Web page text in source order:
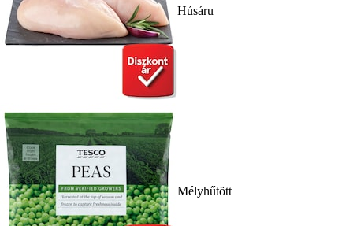
Húsáru
Mélyhűtött